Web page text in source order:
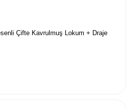
Çifte Kavrulmuş Lokum + Draje